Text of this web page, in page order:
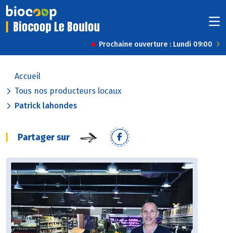
Biocoop Le Boulou
Prochaine ouverture : Lundi 09:00
Accueil
Tous nos producteurs locaux
Patrick lahondes
Partager sur